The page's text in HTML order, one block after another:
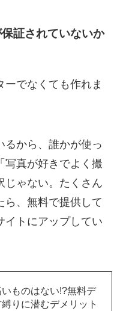
証されていないか
でなくても作れま
るから、誰かが使っ
写真が好きでよく撮
じゃない。たくさん
ら、無料で提供して
イトにアップしてい
ものはない!?無料デ
りに潜むデメリット